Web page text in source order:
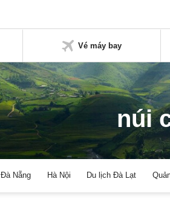
Vé máy bay
núi
Đà Nẵng Hà Nội Du lịch Đà Lạt